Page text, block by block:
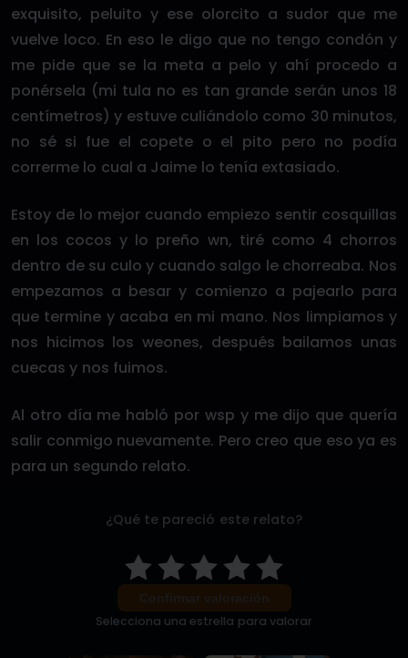
exquisito, peluito y ese olorcito a sudor que me
vuelve loco. En eso le digo que no tengo condón y
me pide que se la meta a pelo y ahí procedo a
ponérsela (mi tula no es tan grande serán unos 18
centímetros) y estuve culiándolo como 30 minutos,
no sé si fue el copete o el pito pero no podía
correrme lo cual a Jaime lo tenía extasiado.
Estoy de lo mejor cuando empiezo sentir cosquillas
en los cocos y lo preño wn, tiré como 4 chorros
dentro de su culo y cuando salgo le chorreaba. Nos
empezamos a besar y comienzo a pajearlo para
que termine y acaba en mi mano. Nos limpiamos y
nos hicimos los weones, después bailamos unas
cuecas y nos fuimos.
Al otro día me habló por wsp y me dijo que quería
salir conmigo nuevamente. Pero creo que eso ya es
para un segundo relato.
¿Qué te pareció este relato?
Selecciona una estrella para valorar